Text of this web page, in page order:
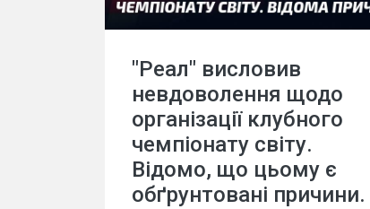
"Реал" висловив
невдоволення щодо
організації клубного
чемпіонату світу.
Відомо, що цьому є
обґрунтовані причини.